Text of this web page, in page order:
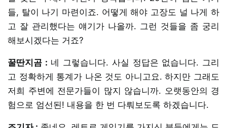
들, 탈이 나기 마련이죠. 어떻게 해야 고장도 널 나게 하
고 잘 관리했다는 얘기가 나올까. 그런 것들을 좀 궁리
해보시겠다는 거죠?
꿀딴지곰 : 네 그렇습니다. 사실 정답은 없습니다. 그리
고 정확하게 통계가 나온 것도 아니고요. 하지만 그래도
저희 주변에 전문가들이 많지 않습니까. 오랫동안의 경
험으로 엄선된! 내용을 한 번 다뤄보도록 하겠습니다.